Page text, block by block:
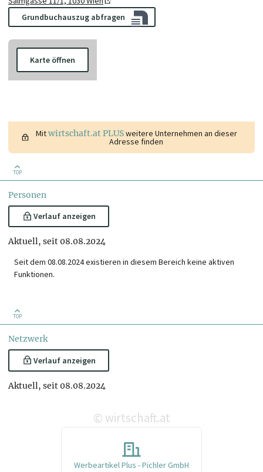
Grundbuchauszug abfragen
Karte öffnen
Mitwirtschaft.at PLUSweitere Unternehmen an dieser
Adresse finden
TOP
Personen
Verlauf anzeigen
Aktuell, seit 08.08.2024
Seit dem 08.08.2024 existieren in diesem Bereich keine aktiven
Funktionen.
TOP
Netzwerk
Verlauf anzeigen
Aktuell, seit 08.08.2024
© wirtschaft.at
Werbeartikel Plus - Pichler GmbH